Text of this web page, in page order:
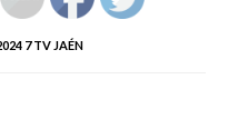
7 TV JAÉN